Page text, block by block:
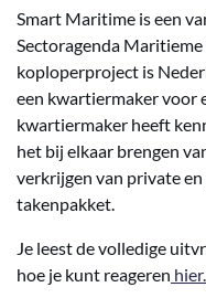
Smart Maritime is een
Sectoragenda
koploperproject is
een kwartiermaker voor
kwartiermaker heeft
het bij elkaar brengen
verkrijgen van private
takenpakket.
Je leest de volledige
hoe je kunt reageren hier.